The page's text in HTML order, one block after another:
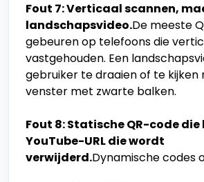
Fout 7: Verticaal scannen,
landschapsvideo.De meeste
gebeuren op telefoons die
vastgehouden. Een
gebruiker te draaien of te kijken
venster met zwarte balken.
Fout 8: Statische QR-code
YouTube-URL die wordt
verwijderd.Dynamische codes